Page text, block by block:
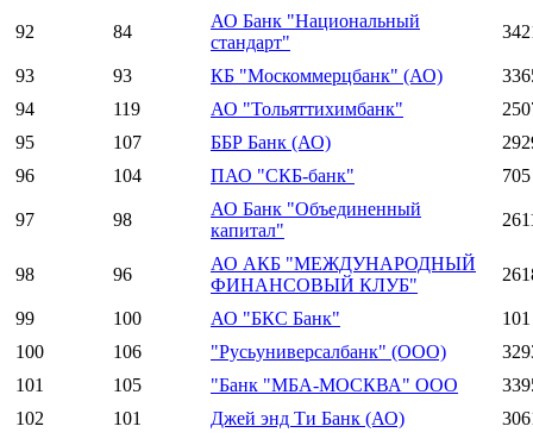
92 84
АО Банк "Национальный
стандарт"
93 93 КБ "Москоммерцбанк" (АО)
94
119 АО "Тольяттихимбанк"
95
107 ББР Банк (АО)
96
104 ПАО "СКБ-банк" 705
97 98
АО Банк "Объединенный
капитал"
98 96
АО АКБ "МЕЖДУНАРОДНЫЙ
ФИНАНСОВЫЙ КЛУБ"
99 100 АО "БКС Банк"
101
100
106 "Русьуниверсалбанк" (ООО)
101
105 "Банк "МБА-МОСКВА" ООО
102
101 Джей энд Ти Банк (АО)